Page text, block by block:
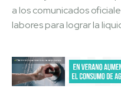
a los comunicados
labores para lograr la